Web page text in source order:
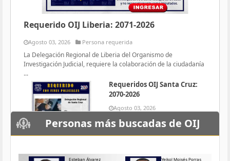
Requerido OIJ Liberia: 2071-2026
Agosto 03, 2026 Persona requerida
La Delegación Regional de Liberia del Organismo de
Investigación Judicial, requiere la colaboración de la ciudadanía
...
Requeridos OIJ Santa Cruz:
2070-2026
Agosto 03, 2026
Persona requerida
La Delegación Regional de Santa
Personas más buscadas de OIJ